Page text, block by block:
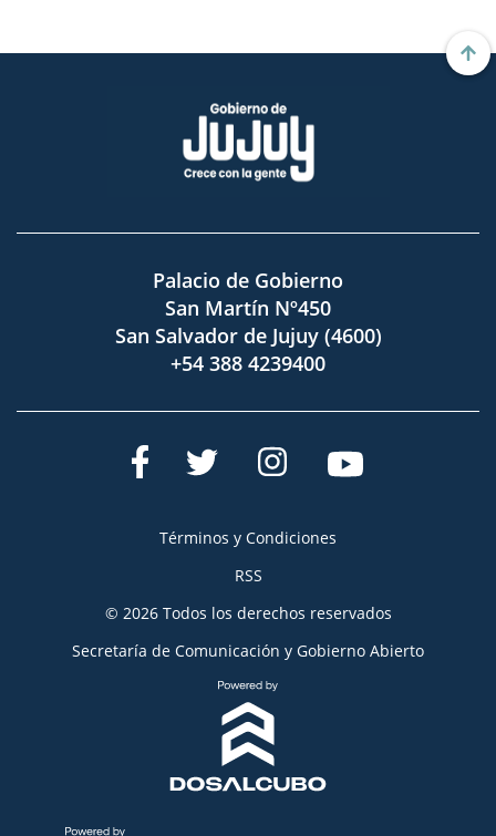
Palacio de Gobierno
San Martín Nº450
San Salvador de Jujuy (4600)
+54 388 4239400
Términos y Condiciones
RSS
© 2026 Todos los derechos reservados
Secretaría de Comunicación y Gobierno Abierto